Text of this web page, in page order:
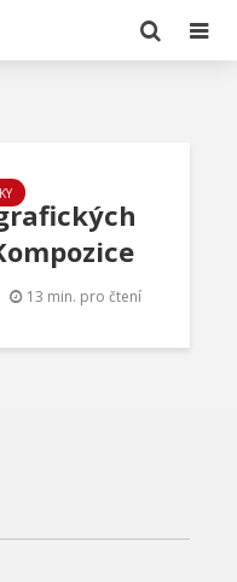
13 min. pro čtení